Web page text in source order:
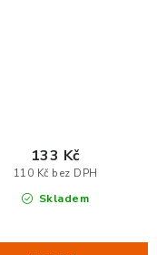
Skladem
110 Kč bez DPH
133 Kč